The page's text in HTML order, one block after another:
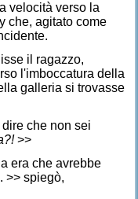
velocità verso la
che, agitato come
il ragazzo,
l'imboccatura della
galleria si trovasse
che non sei
>>
era che avrebbe
>> spiegò,